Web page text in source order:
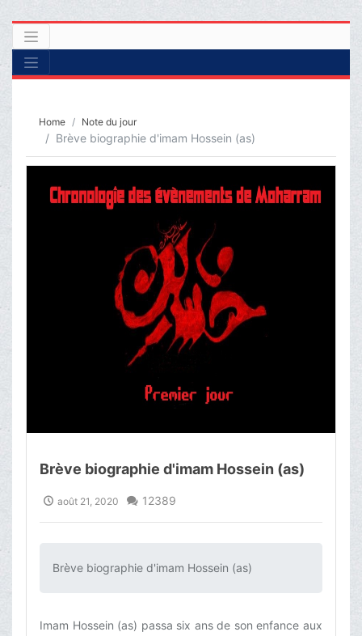
Home Note du jour
Brève biographie d'imam Hossein (as)
Brève biographie d'imam Hossein (as)
août 21, 2020 12389
Brève biographie d'imam Hossein (as)‌
Imam Hossein (as) passa six ans de son enfance aux